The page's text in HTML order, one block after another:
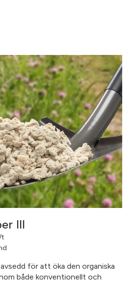
III
t
för att öka den organiska
både konventionellt och